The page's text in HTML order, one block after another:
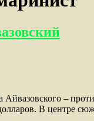
Айвазовского –
В центре